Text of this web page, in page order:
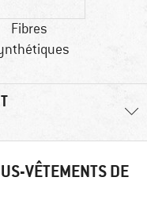
Fibres
VÊTEMENTS DE